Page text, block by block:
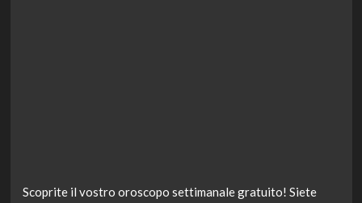
Scoprite il vostro oroscopo settimanale gratuito! Siete